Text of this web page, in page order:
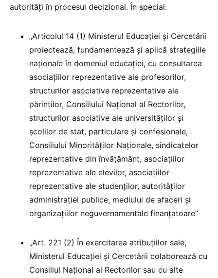
autorități în procesul decizional. În special:
„Articolul 14 (1) Ministerul Educației și Cercetării
proiectează, fundamentează și aplică strategiile
naționale în domeniul educației, cu consultarea
asociațiilor reprezentative ale profesorilor,
structurilor asociative reprezentative ale
părinților, Consiliului Național al Rectorilor,
structurilor asociative ale universităților și
școlilor de stat, particulare și confesionale,
Consiliului Minorităților Naționale, sindicatelor
reprezentative din învățământ, asociațiilor
reprezentative ale elevilor, asociațiilor
reprezentative ale studenților, autorităților
administrației publice, mediului de afaceri și
organizațiilor neguvernamentale finanțatoare”
„Art. 221 (2) În exercitarea atribuțiilor sale,
Ministerul Educației și Cercetării colaborează cu
Consiliul Național al Rectorilor sau cu alte